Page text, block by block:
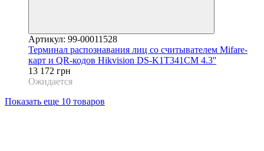
Артикул: 99-00011528
Терминал распознавания лиц со считывателем Mifare-
карт и QR-кодов Hikvision DS-K1T341CM 4.3''
13 172 грн
Ожидается
Показать еще 10 товаров